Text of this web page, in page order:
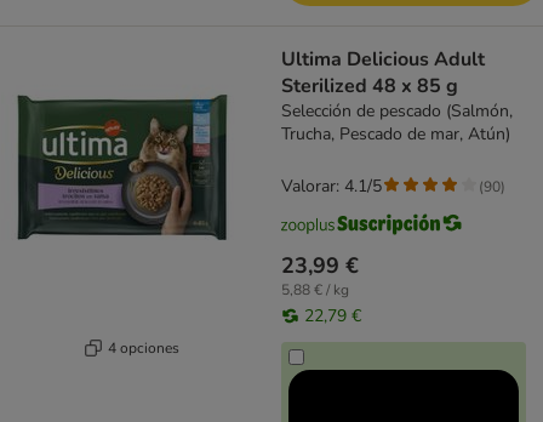
4 opciones
Ultima Delicious Adult
Sterilized 48 x 85 g
Selección de pescado (Salmón,
Trucha, Pescado de mar, Atún)
23,99 €
5,88 € / kg
22,79 €
Valorar: 4.1/5 (90)